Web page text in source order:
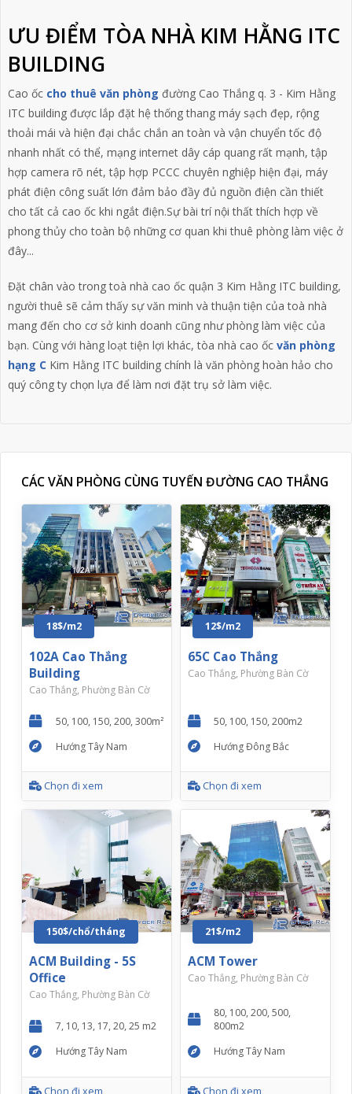
ƯU ĐIỂM TÒA NHÀ KIM HẰNG ITC
BUILDING
Cao ốc cho thuê văn phòng đường Cao Thắng q. 3 - Kim Hằng
ITC building được lắp đặt hệ thống thang máy sạch đẹp, rộng
thoải mái và hiện đại chắc chắn an toàn và vận chuyển tốc độ
nhanh nhất có thể, mạng internet dây cáp quang rất mạnh, tập
hợp camera rõ nét, tập hợp PCCC chuyên nghiệp hiện đại, máy
phát điện công suất lớn đảm bảo đầy đủ nguồn điện cần thiết
cho tất cả cao ốc khi ngắt điện.Sự bài trí nội thất thích hợp về
phong thủy cho toàn bộ những cơ quan khi thuê phòng làm việc ở
đây...
Đặt chân vào trong toà nhà cao ốc quận 3 Kim Hằng ITC building,
người thuê sẽ cảm thấy sự văn minh và thuận tiện của toà nhà
mang đến cho cơ sở kinh doanh cũng như phòng làm việc của
bạn. Cùng với hàng loạt tiện lợi khác, tòa nhà cao ốc văn phòng
hạng CKim Hằng ITC building chính là văn phòng hoàn hảo cho
quý công ty chọn lựa để làm nơi đặt trụ sở làm việc.
CÁC VĂN PHÒNG CÙNG TUYẾN ĐƯỜNG CAO THẮNG
18$/m2
102A Cao Thắng
Building
Cao Thắng, Phường Bàn Cờ
50, 100, 150, 200, 300m²
Hướng Tây Nam
Chọn đi xem
12$/m2
65C Cao Thắng
Cao Thắng, Phường Bàn Cờ
50, 100, 150, 200m2
Hướng Đông Bắc
Chọn đi xem
150$/chổ/tháng
ACM Building - 5S
Office
Cao Thắng, Phường Bàn Cờ
7, 10, 13, 17, 20, 25 m2
Hướng Tây Nam
Chọn đi xem
21$/m2
ACM Tower
Cao Thắng, Phường Bàn Cờ
80, 100, 200, 500,
800m2
Hướng Tây Nam
Chọn đi xem